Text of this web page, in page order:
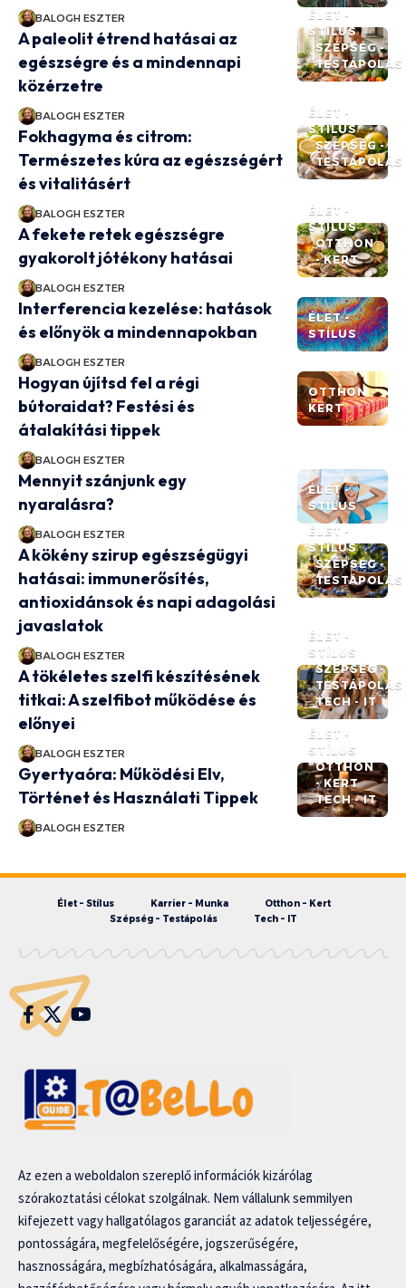
BALOGH ESZTER
ÉLET -
STÍLUS
SZÉPSÉG -
TESTÁPOLÁS
A paleolit étrend hatásai az
egészségre és a mindennapi
közérzetre
BALOGH ESZTER
ÉLET -
STÍLUS
SZÉPSÉG -
TESTÁPOLÁS
Fokhagyma és citrom:
Természetes kúra az egészségért
és vitalitásért
BALOGH ESZTER
ÉLET -
STÍLUS
OTTHON
- KERT
A fekete retek egészségre
gyakorolt jótékony hatásai
BALOGH ESZTER
ÉLET -
STÍLUS
Interferencia kezelése: hatások
és előnyök a mindennapokban
BALOGH ESZTER
OTTHON -
KERT
Hogyan újítsd fel a régi
bútoraidat? Festési és
átalakítási tippek
BALOGH ESZTER
ÉLET -
STÍLUS
Mennyit szánjunk egy
nyaralásra?
BALOGH ESZTER
ÉLET -
STÍLUS
SZÉPSÉG -
TESTÁPOLÁS
A kökény szirup egészségügyi
hatásai: immunerősítés,
antioxidánsok és napi adagolási
javaslatok
BALOGH ESZTER
ÉLET -
STÍLUS
SZÉPSÉG -
TESTÁPOLÁS
TECH - IT
A tökéletes szelfi készítésének
titkai: A szelfibot működése és
előnyei
BALOGH ESZTER
ÉLET -
STÍLUS
OTTHON
- KERT
TECH - IT
Gyertyaóra: Működési Elv,
Történet és Használati Tippek
BALOGH ESZTER
Élet – Stílus Karrier – Munka
Otthon – Kert
Szépség – Testápolás
Tech – IT
Az ezen a weboldalon szereplő információk kizárólag
szórakoztatási célokat szolgálnak. Nem vállalunk semmilyen
kifejezett vagy hallgatólagos garanciát az adatok teljességére,
pontosságára, megfelelőségére, jogszerűségére,
hasznosságára, megbízhatóságára, alkalmasságára,